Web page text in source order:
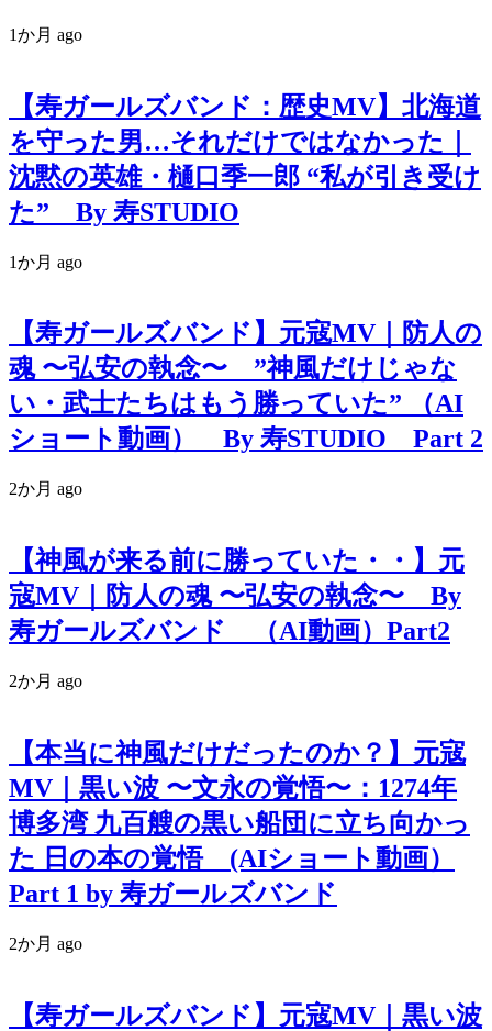
1か月 ago
【寿ガールズバンド：歴史MV】北海道
を守った男…それだけではなかった｜
沈黙の英雄・樋口季一郎 “私が引き受け
た” By 寿STUDIO
1か月 ago
【寿ガールズバンド】元寇MV｜防人の
魂 〜弘安の執念〜 ”神風だけじゃな
い・武士たちはもう勝っていた” （AI
ショート動画） By 寿STUDIO Part 2
2か月 ago
【神風が来る前に勝っていた・・】元
寇MV｜防人の魂 〜弘安の執念〜 By
寿ガールズバンド （AI動画）Part2
2か月 ago
【本当に神風だけだったのか？】元寇
MV｜黒い波 〜文永の覚悟〜：1274年
博多湾 九百艘の黒い船団に立ち向かっ
た 日の本の覚悟 (AIショート動画）
Part 1 by 寿ガールズバンド
2か月 ago
【寿ガールズバンド】元寇MV｜黒い波